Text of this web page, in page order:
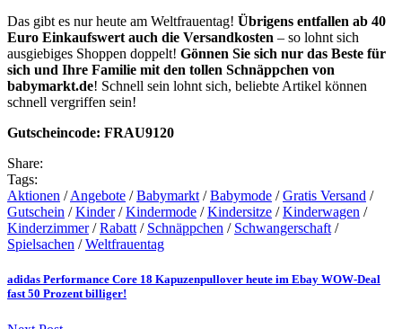
Das gibt es nur heute am Weltfrauentag! Übrigens entfallen ab 40
Euro Einkaufswert auch die Versandkosten – so lohnt sich
ausgiebiges Shoppen doppelt! Gönnen Sie sich nur das Beste für
sich und Ihre Familie mit den tollen Schnäppchen von
babymarkt.de! Schnell sein lohnt sich, beliebte Artikel können
schnell vergriffen sein!
Gutscheincode: FRAU9120
Share:
Tags:
Aktionen /Angebote /Babymarkt /Babymode /Gratis Versand /
Gutschein /Kinder/Kindermode /Kindersitze /Kinderwagen /
Kinderzimmer/Rabatt / Schnäppchen / Schwangerschaft /
Spielsachen /Weltfrauentag
adidas Performance Core 18 Kapuzenpullover heute im Ebay WOW-Deal
fast 50 Prozent billiger!